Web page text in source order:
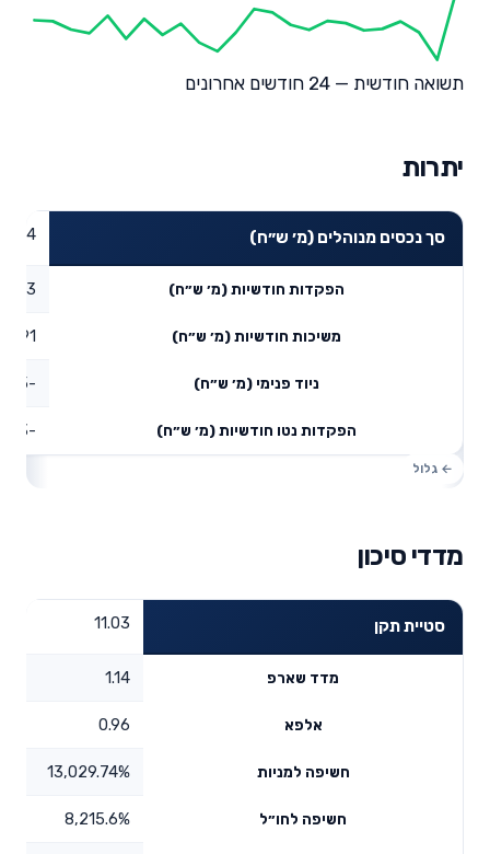
תשואה חודשית — 24 חודשים אחרונים
יתרות
סך נכסים מנוהלים (מ׳ ש״ח)
הפקדות חודשיות (מ׳ ש״ח)
משיכות חודשיות (מ׳ ש״ח) 16.91
ניוד פנימי (מ׳ ש״ח) -137.15
הפקדות נטו חודשיות (מ׳ ש״ח) -87.73
מדדי סיכון
סטיית תקן 11.03
מדד שארפ 1.14
אלפא 0.96
חשיפה למניות 13,029.74%
חשיפה לחו״ל 8,215.6%